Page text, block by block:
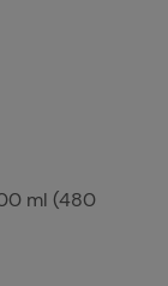
ml (480